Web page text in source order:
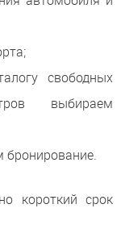
свободных
выбираем
бронирование.
короткий срок